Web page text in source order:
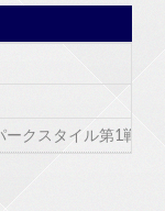
ークスタイル第1戦4